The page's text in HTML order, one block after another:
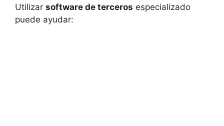
Utilizar software de terceros especializado
puede ayudar: